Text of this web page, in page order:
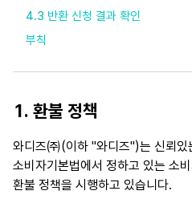
4.3 반환 신청 결과 확인
부칙
1. 환불 정책
와디즈㈜(이하 "와디즈")는 신뢰있
소비자기본법에서 정하고 있는 소
환불 정책을 시행하고 있습니다.